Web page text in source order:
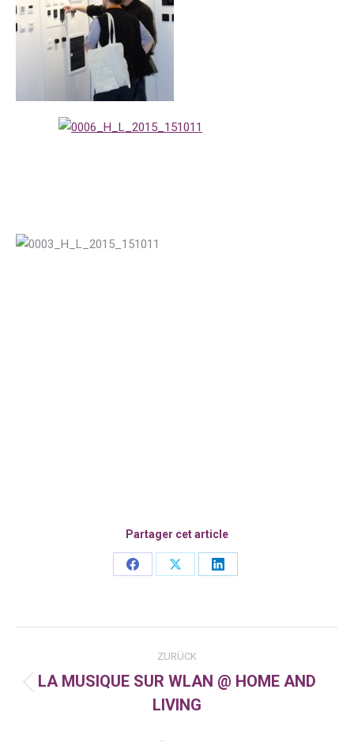
Partager cet article
Share
Share
Share
Kommentarnavigation
ZURÜCK
Vorheriger
Beitrag:
LA MUSIQUE SUR WLAN @ HOME AND
LIVING